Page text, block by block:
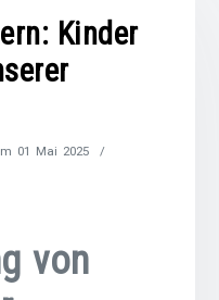
Kinder
01 Mai 2025
von